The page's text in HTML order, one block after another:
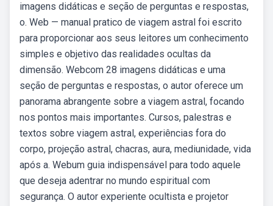
imagens didáticas e seção de perguntas e respostas,
o. Web — manual pratico de viagem astral foi escrito
para proporcionar aos seus leitores um conhecimento
simples e objetivo das realidades ocultas da
dimensão. Webcom 28 imagens didáticas e uma
seção de perguntas e respostas, o autor oferece um
panorama abrangente sobre a viagem astral, focando
nos pontos mais importantes. Cursos, palestras e
textos sobre viagem astral, experiências fora do
corpo, projeção astral, chacras, aura, mediunidade, vida
após a. Webum guia indispensável para todo aquele
que deseja adentrar no mundo espiritual com
segurança. O autor experiente ocultista e projetor